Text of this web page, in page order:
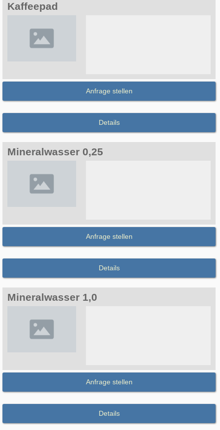
Kaffeepad
Anfrage stellen
Details
Mineralwasser 0,25
Anfrage stellen
Details
Mineralwasser 1,0
Anfrage stellen
Details